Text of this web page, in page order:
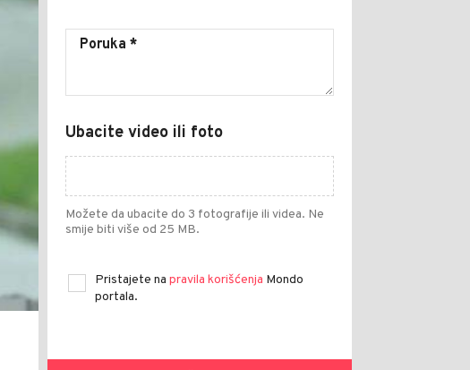
Ubacite video ili foto
Možete da ubacite do 3 fotografije ili videa. Ne
smije biti više od 25 MB.
Pristajete na pravila korišćenja Mondo
portala.